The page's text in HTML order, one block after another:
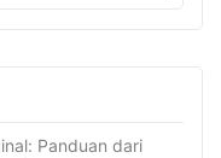
Panduan dari